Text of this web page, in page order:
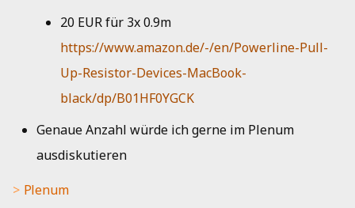
Beschluss
20 EUR für 3x 0.9m
https://www.amazon.de/-/en/Powerline-Pull-
Up-Resistor-Devices-MacBook-
black/dp/B01HF0YGCK
Genaue Anzahl würde ich gerne im Plenum
ausdiskutieren
Plenum